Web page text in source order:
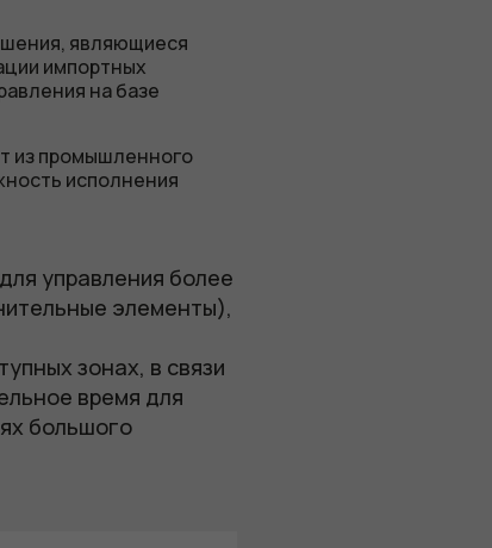
являющиеся
импортных
на базе
из промышленного
исполнения
управления более
элементы),
зонах, в связи
время для
большого